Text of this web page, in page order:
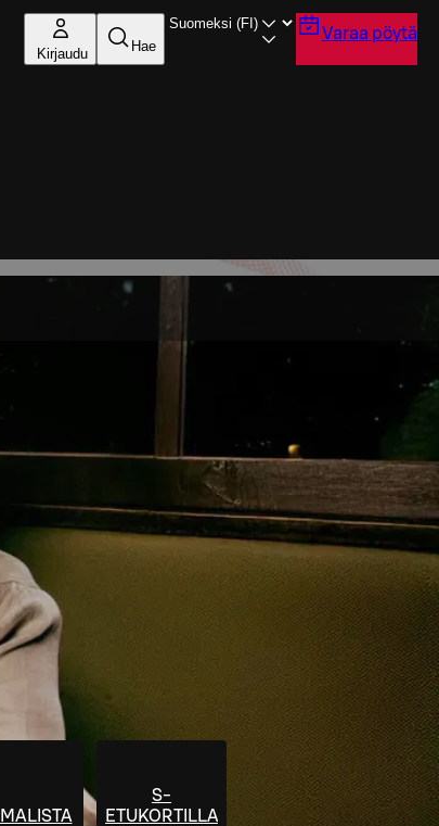
Kirjaudu Hae
Varaa pöytä
S-
ETUKORTILLA